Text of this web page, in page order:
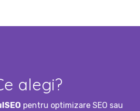
alegi?
pentru optimizare SEO sau